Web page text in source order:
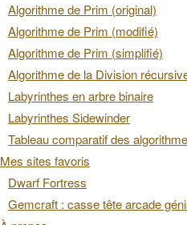
Algorithme de Prim (original)
Algorithme de Prim (modifié)
Algorithme de Prim (simplifié)
Algorithme de la Division
Labyrinthes en arbre binaire
Labyrinthes Sidewinder
Tableau comparatif des
Mes sites favoris
Dwarf Fortress
Gemcraft : casse tête arcade